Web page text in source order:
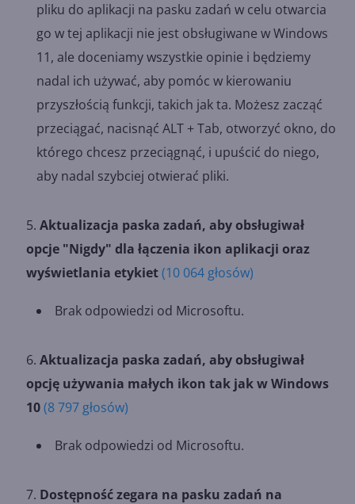
pliku do aplikacji na pasku zadań w celu otwarcia
go w tej aplikacji nie jest obsługiwane w Windows
11, ale doceniamy wszystkie opinie i będziemy
nadal ich używać, aby pomóc w kierowaniu
przyszłością funkcji, takich jak ta. Możesz zacząć
przeciągać, nacisnąć ALT + Tab, otworzyć okno, do
którego chcesz przeciągnąć, i upuścić do niego,
aby nadal szybciej otwierać pliki.
Aktualizacja paska zadań, aby obsługiwał
opcje "Nigdy" dla łączenia ikon aplikacji oraz
wyświetlania etykiet(10 064 głosów)
Brak odpowiedzi od Microsoftu.
Aktualizacja paska zadań, aby obsługiwał
opcję używania małych ikon tak jak w Windows
10(8 797 głosów)
Brak odpowiedzi od Microsoftu.
Dostępność zegara na pasku zadań na